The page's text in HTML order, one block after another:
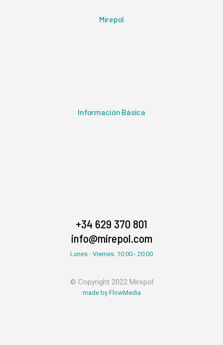
Mirepol
Información Básica
+34 629 370 801
info@mirepol.com
Lunes - Viernes. 10:00 - 20:00
© Copyright 2022 Mirepol
made by FlowMedia